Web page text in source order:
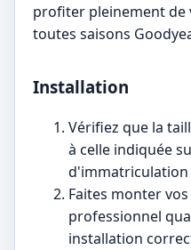
profiter pleinement de
toutes saisons
Installation
Vérifiez que la
à celle indiquée
d'immatriculation
Faites monter
professionnel
installation